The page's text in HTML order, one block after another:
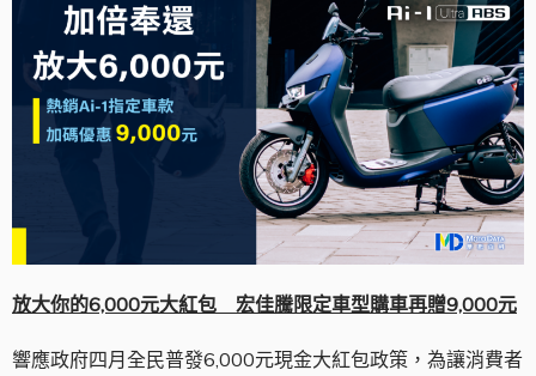
放大你的6,000元大紅包 宏佳騰限定車型購車再贈9,000元
響應政府四月全民普發6,000元現金大紅包政策，為讓消費者